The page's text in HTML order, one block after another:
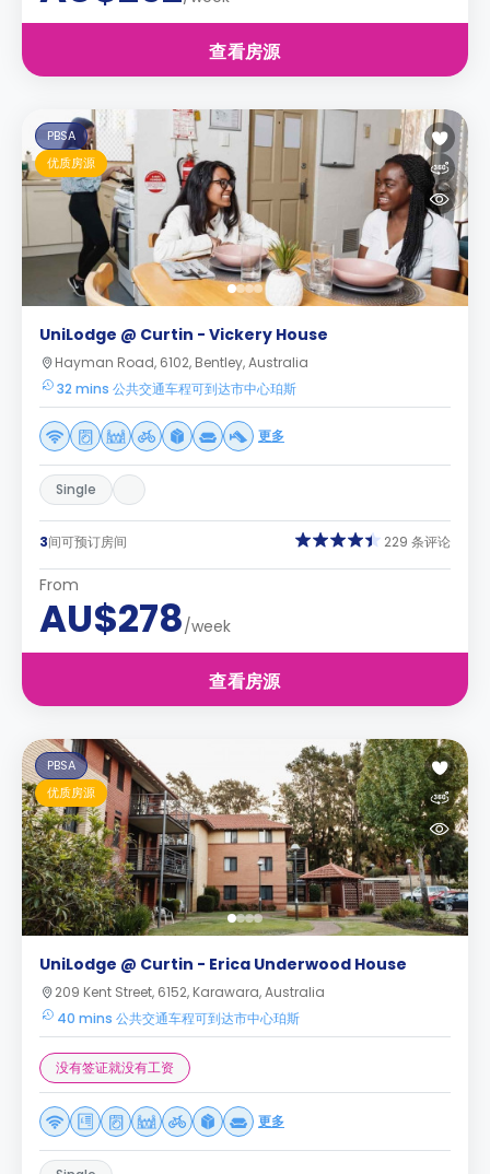
查看房源
PBSA
优质房源
UniLodge @ Curtin - Vickery House
Hayman Road, 6102, Bentley, Australia
32 mins 公共交通车程可到达市中心珀斯
更多
Single
3间可预订房间 229 条评论
From
AU$278/week
查看房源
PBSA
优质房源
UniLodge @ Curtin - Erica Underwood House
209 Kent Street, 6152, Karawara, Australia
40 mins 公共交通车程可到达市中心珀斯
没有签证就没有工资
更多